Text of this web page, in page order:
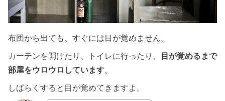
布団から出ても、すぐには目が覚めません。
カーテンを開けたり、トイレに行ったり、
目が覚めるまで
部屋をウロウロしています。
しばらくすると目が覚めてきますよ。